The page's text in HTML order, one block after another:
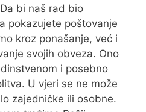
bi naš rad bio
pokazujete poštovanje
kroz ponašanje, već i
svojih obveza. Ono
i posebno
U vjeri se ne može
zajedničke ili osobne.